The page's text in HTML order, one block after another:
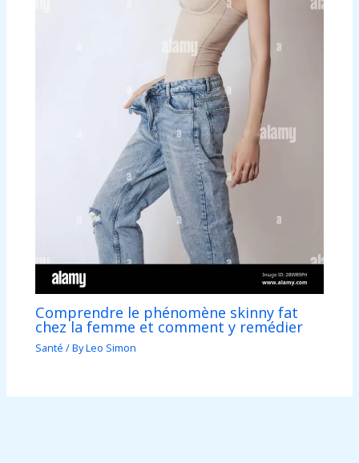
Comprendre le phénomène skinny fat
chez la femme et comment y remédier
Santé / ByLeo Simon